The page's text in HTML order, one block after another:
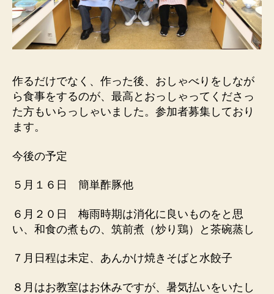
作るだけでなく、作った後、おしゃべりをしなが
ら食事をするのが、最高とおっしゃってくださっ
た方もいらっしゃいました。参加者募集しており
ます。
今後の予定
５月１６日 簡単酢豚他
６月２０日 梅雨時期は消化に良いものをと思
い、和食の煮もの、筑前煮（炒り鶏）と茶碗蒸し
７月日程は未定、あんかけ焼きそばと水餃子
８月はお教室はお休みですが、暑気払いをいたし